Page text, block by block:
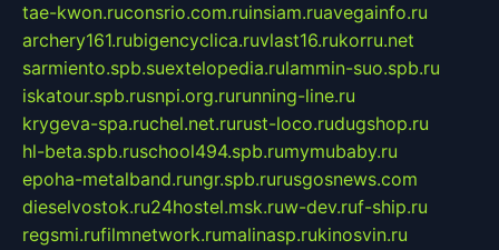
tae-kwon.ruconsrio.com.ruinsiam.ruavegainfo.ru
archery161.rubigencyclica.ruvlast16.rukorru.net
sarmiento.spb.suextelopedia.rulammin-suo.spb.ru
iskatour.spb.rusnpi.org.rurunning-line.ru
krygeva-spa.ruchel.net.rurust-loco.rudugshop.ru
hl-beta.spb.ruschool494.spb.rumymubaby.ru
epoha-metalband.rungr.spb.rurusgosnews.com
dieselvostok.ru24hostel.msk.ruw-dev.ruf-ship.ru
regsmi.rufilmnetwork.rumalinasp.rukinosvin.ru